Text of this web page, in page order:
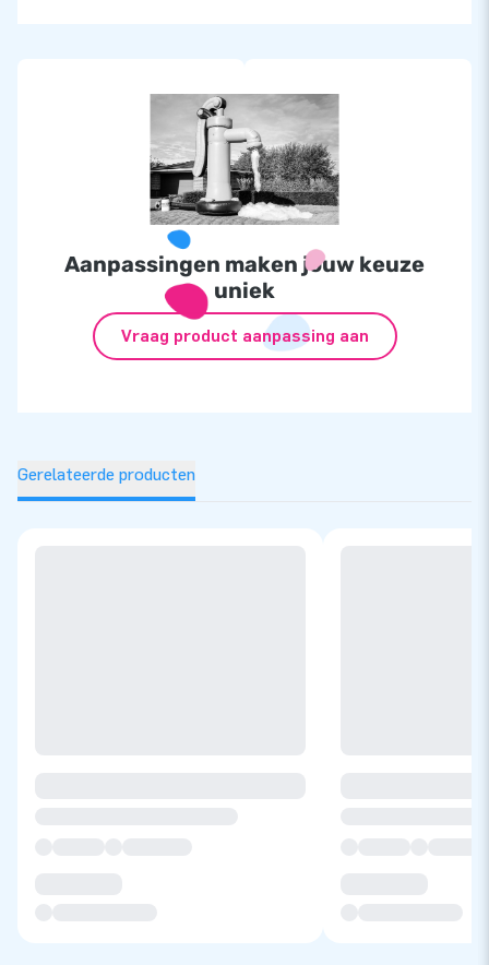
Aanpassingen maken jouw keuze
uniek
Vraag product aanpassing aan
Gerelateerde producten